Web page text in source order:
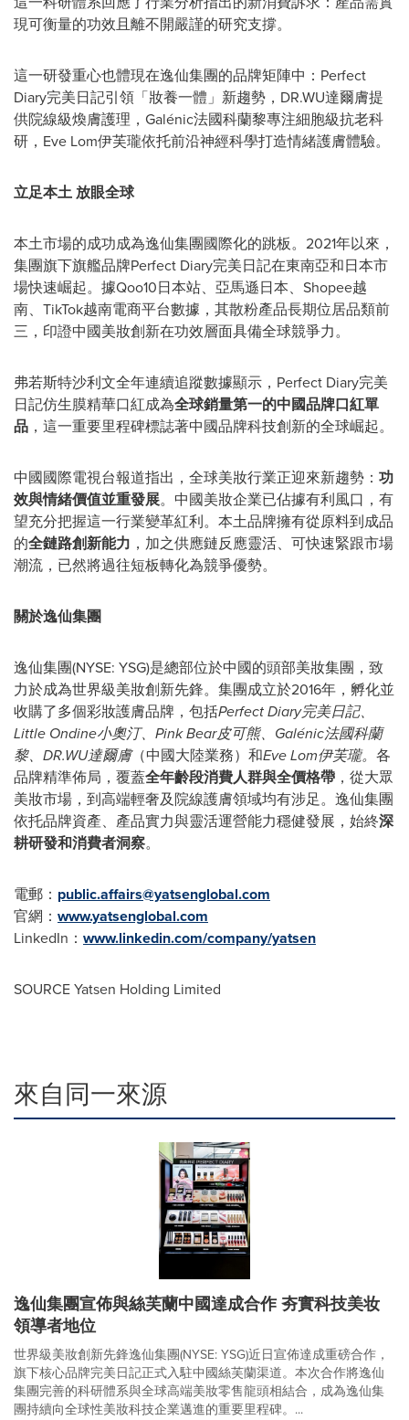
現可衡量的功效且離不開嚴謹的研究支撐。
這一研發重心也體現在逸仙集團的品牌矩陣中：Perfect
Diary完美日記引領「妝養一體 」新趨勢，DR.WU達爾膚提
供院線級煥膚護理，Galénic法國科蘭黎專注細胞級抗老科
研，Eve Lom伊芙瓏依托前沿神經科學打造情緒護膚體驗。
立足本土 放眼全球
本土市場的成功成為逸仙集團國際化的跳板。2021年以來，
集團旗下旗艦品牌Perfect Diary完美日記在東南亞和日本市
場快速崛起。據Qoo10日本站、亞馬遜日本、Shopee越
南、TikTok越南電商平台數據，其散粉產品長期位居品類前
三，印證中國美妝創新在功效層面具備全球競爭力。
弗若斯特沙利文全年連續追蹤數據顯示，Perfect Diary完美
日記仿生膜精華口紅成為全球銷量第一的中國品牌口紅單
品 ，這一重要里程碑標誌著中國品牌科技創新的全球崛起。
中國國際電視台報道指出，全球美妝行業正迎來新趨勢： 功
效與情緒價值並重發展。中國美妝企業已佔據有利風口，有
望充分把握這一行業變革紅利。本土品牌擁有從原料到成品
的全鏈路創新能力 ，加之供應鏈反應靈活、可快速緊跟市場
潮流，已然將過往短板轉化為競爭優勢。
關於逸仙集團
逸仙集團(NYSE: YSG)是總部位於中國的頭部美妝集團，致
力於成為世界級美妝創新先鋒。集團成立於2016年，孵化並
收購了多個彩妝護膚品牌，包括Perfect Diary完美日記、
Little Ondine小奧汀、 Pink Bear皮可熊、 Galénic法國科蘭
黎、 DR.WU達爾膚（中國大陸業務）和Eve Lom伊芙瓏。 各
品牌精準佈局，覆蓋全年齡段消費人群與全價格帶 ，從大眾
美妝市場，到高端輕奢及院線護膚領域均有涉足。逸仙集團
依托品牌資產、產品實力與靈活運營能力穩健發展，始終深
耕研發和消費者洞察。
電郵： public.affairs@yatsenglobal.com
官網： www.yatsenglobal.com
LinkedIn： www.linkedin.com/company/yatsen
SOURCE Yatsen Holding Limited
來自同一來源
逸仙集團宣佈與絲芙蘭中國達成合作 夯實科技美妆
領導者地位
世界級美妝創新先鋒逸仙集團(NYSE: YSG)近日宣佈達成重磅合作，
旗下核心品牌完美日記正式入駐中國絲芙蘭渠道。本次合作將逸仙
集團完善的科研體系與全球高端美妝零售龍頭相結合，成為逸仙集
團持續向全球性美妝科技企業邁進的重要里程碑。...